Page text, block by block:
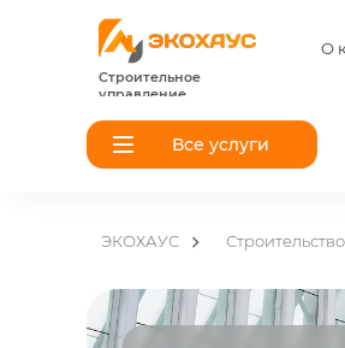
Строительное
управление
О
Все услуги
ЭКОХАУС